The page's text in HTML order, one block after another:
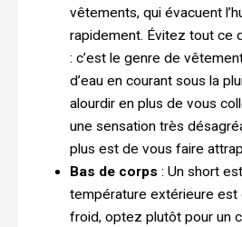
vêtements, qui évacuent
rapidement. Évitez tout ce
: c’est le genre de
d’eau en courant sous la
alourdir en plus de vous
une sensation très
plus est de vous faire
Bas de corps : Un short
température extérieure est
froid, optez plutôt pour un